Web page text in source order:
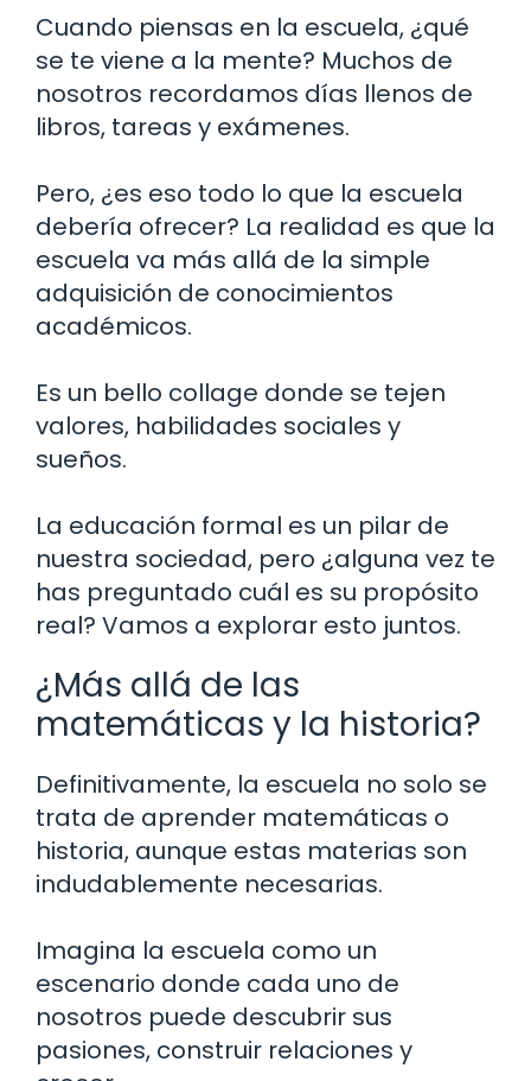
Cuando piensas en la escuela, ¿qué
se te viene a la mente? Muchos de
nosotros recordamos días llenos de
libros, tareas y exámenes.
Pero, ¿es eso todo lo que la escuela
debería ofrecer? La realidad es que la
escuela va más allá de la simple
adquisición de conocimientos
académicos.
Es un bello collage donde se tejen
valores, habilidades sociales y
sueños.
La educación formal es un pilar de
nuestra sociedad, pero ¿alguna vez te
has preguntado cuál es su propósito
real? Vamos a explorar esto juntos.
¿Más allá de las
matemáticas y la historia?
Definitivamente, la escuela no solo se
trata de aprender matemáticas o
historia, aunque estas materias son
indudablemente necesarias.
Imagina la escuela como un
escenario donde cada uno de
nosotros puede descubrir sus
pasiones, construir relaciones y